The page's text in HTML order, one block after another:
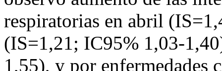
respiratorias en abril
(IS=1,21; IC95% 1,03-
1,55), y por